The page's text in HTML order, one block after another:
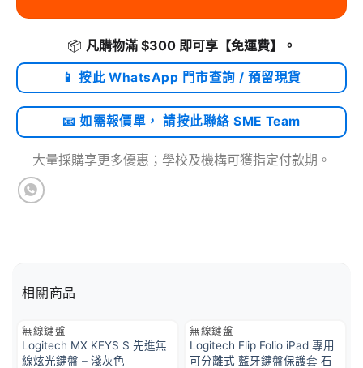
📦 凡購物滿 $300 即可享 【免運費】 。
📱 按此 WhatsApp 門市查詢 / 預留現貨
📧 如需報價單， 請按此聯絡 SME Team
大量採購享更多優惠；學校及機構可獲指定付款期。
相關商品
無線鍵盤
Logitech MX KEYS S 先進無
線炫光鍵盤 – 淺灰色
無線鍵盤
Logitech Flip Folio iPad 專用
可分離式 藍牙鍵盤保護套 石